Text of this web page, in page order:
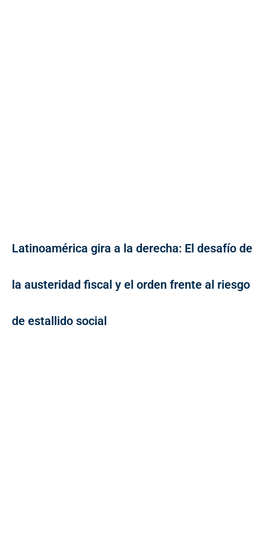
Latinoamérica gira a la derecha: El desafío de
la austeridad fiscal y el orden frente al riesgo
de estallido social